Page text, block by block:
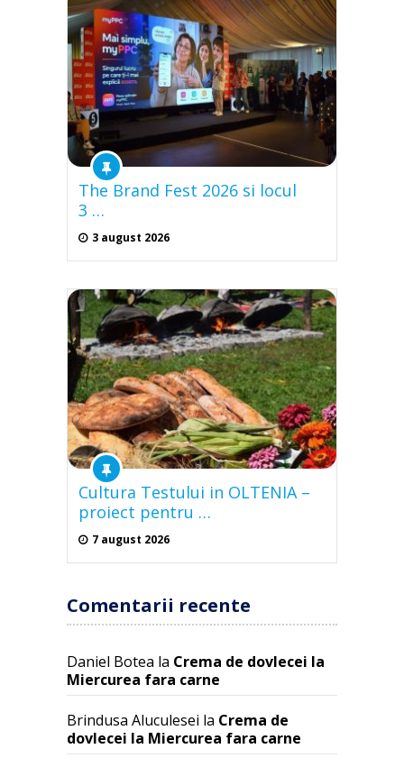
The Brand Fest 2026 si locul
3 …
3 august 2026
Cultura Testului in OLTENIA –
proiect pentru …
7 august 2026
Comentarii recente
Daniel Botea la Crema de dovlecei la
Miercurea fara carne
Brindusa Aluculesei la Crema de
dovlecei la Miercurea fara carne